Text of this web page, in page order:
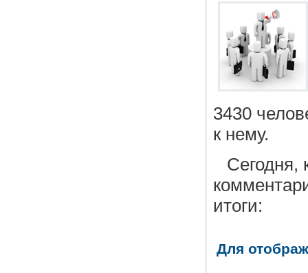
3430
к нему.
Сегодня,
итоги:
Для